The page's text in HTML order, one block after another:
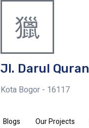
Jl. Darul Quran
Kota Bogor - 16117
Blogs Our Projects